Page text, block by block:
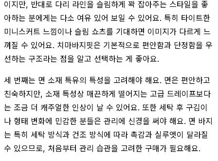
이지만, 반대로 다리 라인을 슬림하게 꽉 잡아주는 스타일을 좋
아하는 분에게는 다소 여유 있어 보일 수 있어요. 특히 타이트한
미니스커트 느낌이나 슬림 쇼츠를 기대하면 이미지가 다르게 느
껴질 수 있어요. 치마바지핏은 기본적으로 편안함과 단정함을 우
선하는 구조라는 점을 알고 선택하는 게 좋아요.
세 번째는 면 소재 특유의 특성을 고려해야 해요. 면은 편안하고
친숙하지만, 소재 특성상 매끈하게 떨어지는 고급 드레이프보다
는 조금 더 캐주얼한 인상이 날 수 있어요. 또한 세탁 후 구김이
나 형태 변화에 민감한 분들은 관리에 신경을 써야 해요. 면 바지
는 특히 세탁 방식과 건조 방식에 따라 촉감과 실루엣이 달라질
수 있으므로, 처음부터 관리 습관을 고려한 구매가 필요해요.